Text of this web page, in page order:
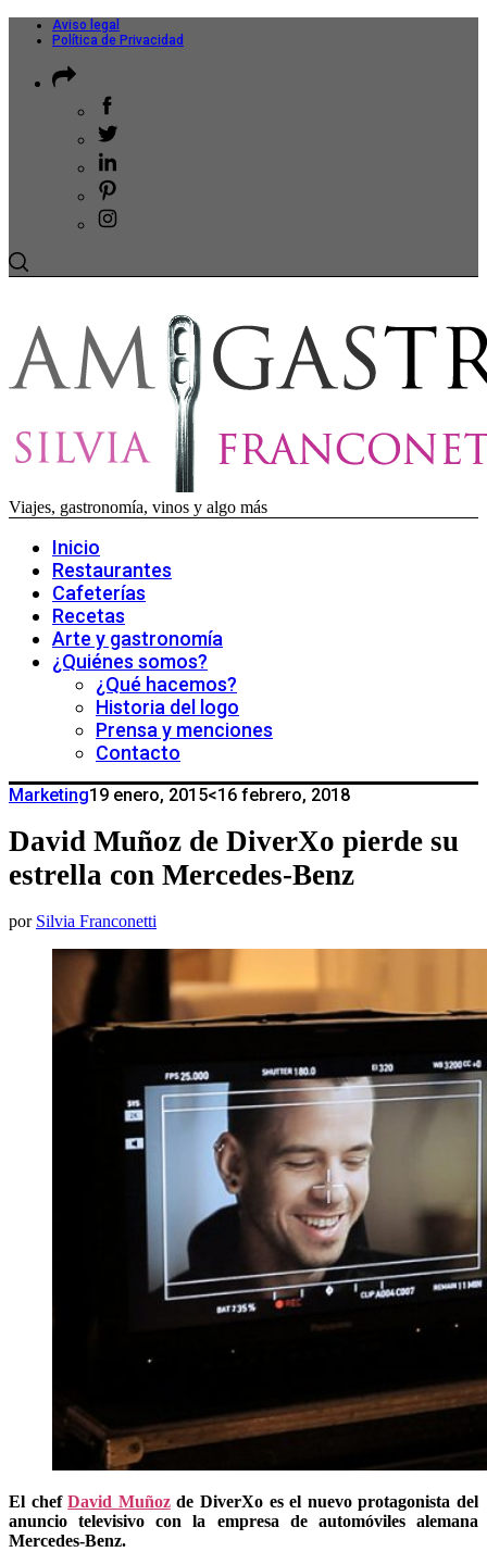
Aviso legal
Política de Privacidad
Viajes, gastronomía, vinos y algo más
Inicio
Restaurantes
Cafeterías
Recetas
Arte y gastronomía
¿Quiénes somos?
¿Qué hacemos?
Historia del logo
Prensa y menciones
Contacto
Marketing19 enero, 2015<16 febrero, 2018
David Muñoz de DiverXo pierde su
estrella con Mercedes-Benz
por Silvia Franconetti
El chefDavid Muñozde DiverXo es el nuevo protagonista del
anuncio televisivo con la empresa de automóviles alemana
Mercedes-Benz.